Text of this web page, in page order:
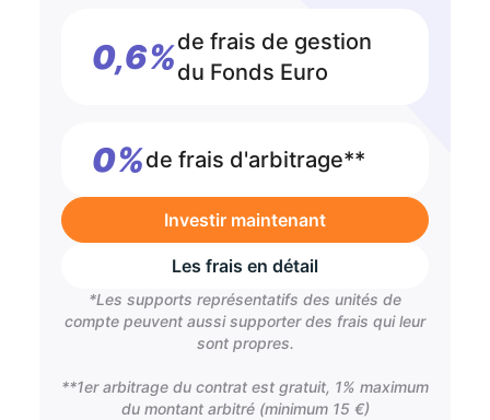
0,6%de frais de gestion
du Fonds Euro
0%de frais d'arbitrage**
Investir maintenant
Les frais en détail
*Les supports représentatifs des unités de
compte peuvent aussi supporter des frais qui leur
sont propres.
**1er arbitrage du contrat est gratuit, 1% maximum
du montant arbitré (minimum 15 €)